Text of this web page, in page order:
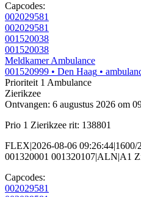
Capcodes:
002029581
002029581
001520038
001520038
Meldkamer Ambulance
001520999 • Den Haag •
Prioriteit 1 Ambulance
Zierikzee
Ontvangen: 6 augustus 2026 om
Prio 1 Zierikzee rit: 138801
FLEX|2026-08-06 09:26:44|1600/
001320001 001320107|ALN|A1
Capcodes:
002029581